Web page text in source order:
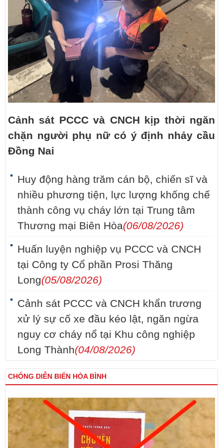
Cảnh sát PCCC và CNCH kịp thời ngăn
chặn người phụ nữ có ý định nhảy cầu
Đồng Nai
Huy động hàng trăm cán bộ, chiến sĩ và
nhiều phương tiện, lực lượng khống chế
thành công vụ cháy lớn tại Trung tâm
Thương mại Biên Hòa(06/08/2026)
Huấn luyện nghiệp vụ PCCC và CNCH
tại Công ty Cổ phần Prosi Thăng
Long(05/08/2026)
Cảnh sát PCCC và CNCH khẩn trương
xử lý sự cố xe đầu kéo lật, ngăn ngừa
nguy cơ cháy nổ tại Khu công nghiệp
Long Thành(04/08/2026)
CHỐNG DIỄN BIẾN HÒA BÌNH